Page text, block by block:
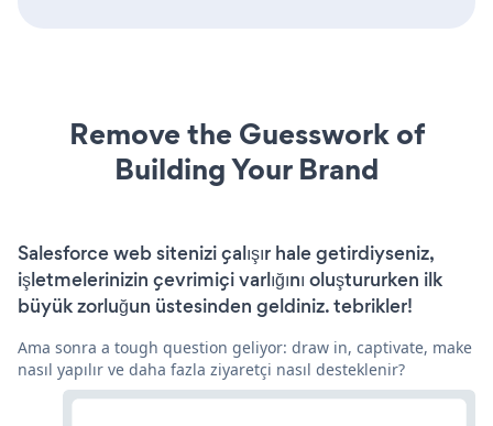
Remove the Guesswork of
Building Your Brand
Salesforce web sitenizi çalışır hale getirdiyseniz,
işletmelerinizin çevrimiçi varlığını oluştururken ilk
büyük zorluğun üstesinden geldiniz. tebrikler!
Ama sonra a tough question geliyor: draw in, captivate, make
nasıl yapılır ve daha fazla ziyaretçi nasıl desteklenir?